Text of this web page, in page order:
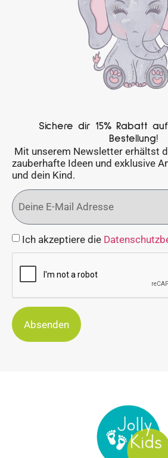
Sichere dir 15% Rabatt
Bestellung!
Mit unserem Newsletter erhältst
zauberhafte Ideen und exklusive
und dein Kind.
Ich akzeptiere die
Absenden